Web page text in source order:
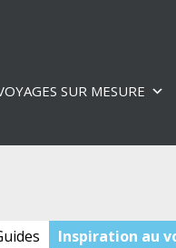
SUR MESURE
Inspiration au